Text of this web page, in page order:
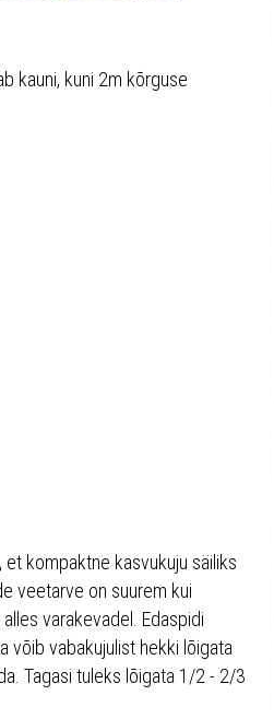
kauni, kuni 2m kõrguse
, et kompaktne kasvukuju säiliks
veetarve on suurem kui
varakevadel. Edaspidi
võib vabakujulist hekki lõigata
Tagasi tuleks lõigata 1/2 - 2/3